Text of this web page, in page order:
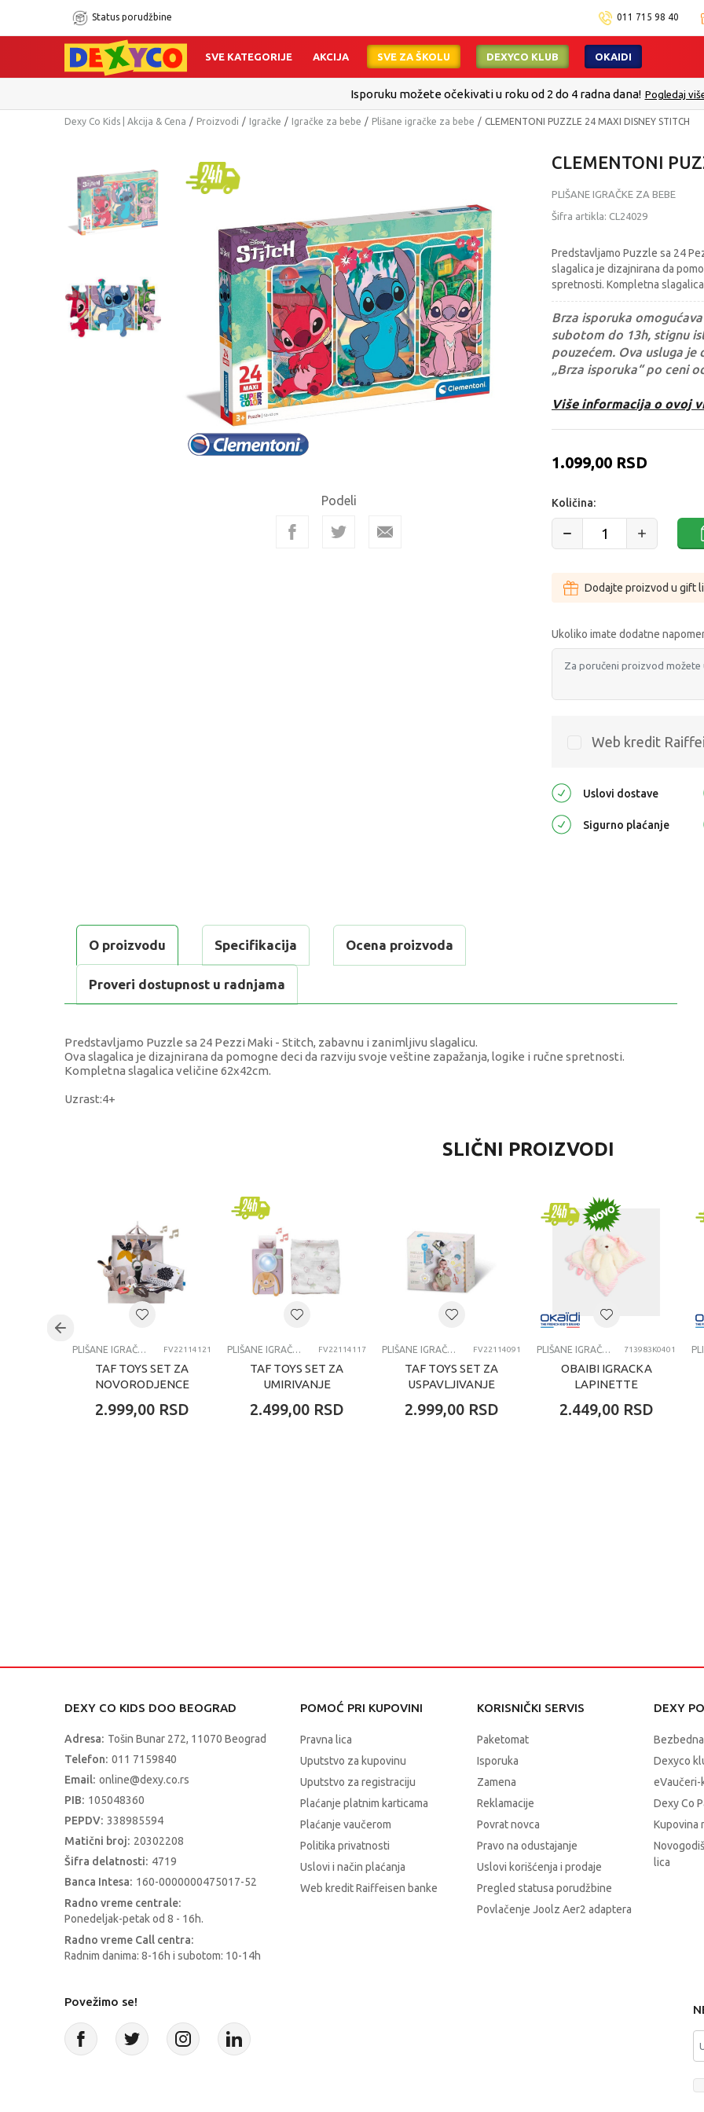
Status porudžbine 011 715 98 40
SVE KATEGORIJE AKCIJA SVE ZA ŠKOLU DEXYCO KLUB OKAIDI
Isporuku možete očekivati u roku od 2 do 4 radna dana! Pogledaj
Dexy Co Kids | Akcija & Cena Proizvodi Igračke Igračke za bebe Plišane igračke za bebe CLEMENTONI PUZZLE 24 MAXI DISNEY STITCH
Podeli
CLEMENTONI
PLIŠANE IGRAČKE ZA BEBE
Šifra artikla: CL24029
Predstavljamo Puzzle sa 24
slagalica je dizajnirana da
spretnosti. Kompletna
Brza isporuka
subotom do 13h, stignu
pouzećem. Ova usluga
„Brza isporuka“ po ceni
Više informacija o ovoj
1.099,00 RSD
Količina:
Dodajte proizvod u gift
Ukoliko imate dodatne
Web kredit
Uslovi dostave
Sigurno plaćanje
O proizvodu Specifikacija Ocena proizvoda
Proveri dostupnost u radnjama
Predstavljamo Puzzle sa 24 Pezzi Maki - Stitch, zabavnu i zanimljivu slagalicu.
Ova slagalica je dizajnirana da pomogne deci da razviju svoje veštine zapažanja, logike i ručne spretnosti.
Kompletna slagalica veličine 62x42cm.
Uzrast:4+
Plišane igračke za bebe
Kategorija PLISANE IGRACKE ZA BEBE
SLIČNI PROIZVODI
PLIŠANE IGRAČKE ZA BEBE FV22114121
TAF TOYS SET ZA
NOVORODJENCE
2.999,00 RSD
PLIŠANE IGRAČKE ZA BEBE FV22114117
TAF TOYS SET ZA
UMIRIVANJE
2.499,00 RSD
PLIŠANE IGRAČKE ZA BEBE FV22114091
TAF TOYS SET ZA
USPAVLJIVANJE
2.999,00 RSD
PLIŠANE IGRAČKE ZA BEBE 713983K0401
OBAIBI IGRACKA
LAPINETTE
2.449,00 RSD
DEXY CO KIDS DOO BEOGRAD
Adresa: Tošin Bunar 272, 11070 Beograd
Telefon: 011 7159840
Email: online@dexy.co.rs
PIB: 105048360
PEPDV: 338985594
Matični broj: 20302208
Šifra delatnosti: 4719
Banca Intesa: 160-0000000475017-52
Radno vreme centrale:
Ponedeljak-petak od 8 - 16h.
Radno vreme Call centra:
Radnim danima: 8-16h i subotom: 10-14h
POMOĆ PRI KUPOVINI
Pravna lica
Uputstvo za kupovinu
Uputstvo za registraciju
Plaćanje platnim karticama
Plaćanje vaučerom
Politika privatnosti
Uslovi i način plaćanja
Web kredit Raiffeisen banke
KORISNIČKI SERVIS
Paketomat
Isporuka
Zamena
Reklamacije
Povrat novca
Pravo na odustajanje
Uslovi korišćenja i prodaje
Pregled statusa porudžbine
Povlačenje Joolz Aer2 adaptera
DEXY
Dexyco
Dexy Co
Kupovina
lica
Povežimo se!